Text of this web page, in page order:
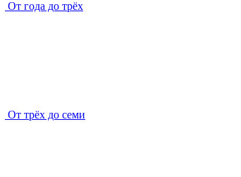
От года до трёх
От трёх до семи